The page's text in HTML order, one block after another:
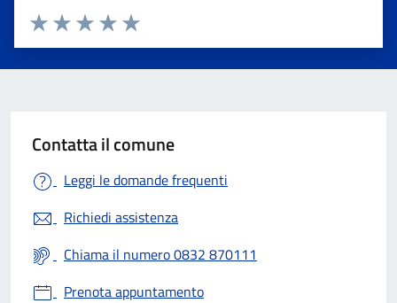
Valuta 5 stelle su 5
Valuta 4 stelle su 5
Valuta 3 stelle su 5
Valuta 2 stelle su 5
Valuta 1 stelle su 5
Contatta il comune
Leggi le domande frequenti
Richiedi assistenza
Chiama il numero 0832 870111
Prenota appuntamento